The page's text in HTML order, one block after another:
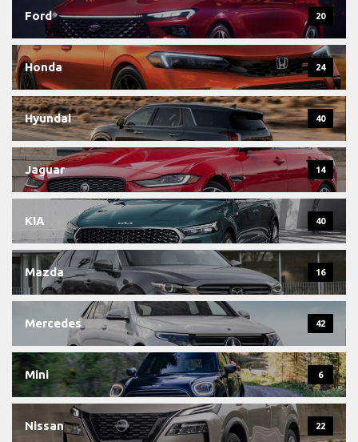
Ford 20
Honda 24
Hyundai 40
Jaguar 14
KIA 40
Mazda 16
Mercedes 42
Mini 6
Nissan 22